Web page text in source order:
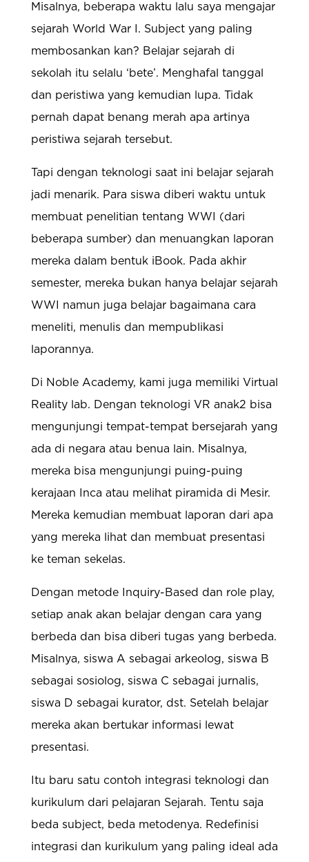
Misalnya, beberapa waktu lalu saya mengajar
sejarah World War I. Subject yang paling
membosankan kan? Belajar sejarah di
sekolah itu selalu ‘bete’. Menghafal tanggal
dan peristiwa yang kemudian lupa. Tidak
pernah dapat benang merah apa artinya
peristiwa sejarah tersebut.
Tapi dengan teknologi saat ini belajar sejarah
jadi menarik. Para siswa diberi waktu untuk
membuat penelitian tentang WWI (dari
beberapa sumber) dan menuangkan laporan
mereka dalam bentuk iBook. Pada akhir
semester, mereka bukan hanya belajar sejarah
WWI namun juga belajar bagaimana cara
meneliti, menulis dan mempublikasi
laporannya.
Di Noble Academy, kami juga memiliki Virtual
Reality lab. Dengan teknologi VR anak2 bisa
mengunjungi tempat-tempat bersejarah yang
ada di negara atau benua lain. Misalnya,
mereka bisa mengunjungi puing-puing
kerajaan Inca atau melihat piramida di Mesir.
Mereka kemudian membuat laporan dari apa
yang mereka lihat dan membuat presentasi
ke teman sekelas.
Dengan metode Inquiry-Based dan role play,
setiap anak akan belajar dengan cara yang
berbeda dan bisa diberi tugas yang berbeda.
Misalnya, siswa A sebagai arkeolog, siswa B
sebagai sosiolog, siswa C sebagai jurnalis,
siswa D sebagai kurator, dst. Setelah belajar
mereka akan bertukar informasi lewat
presentasi.
Itu baru satu contoh integrasi teknologi dan
kurikulum dari pelajaran Sejarah. Tentu saja
beda subject, beda metodenya. Redefinisi
integrasi dan kurikulum yang paling ideal ada